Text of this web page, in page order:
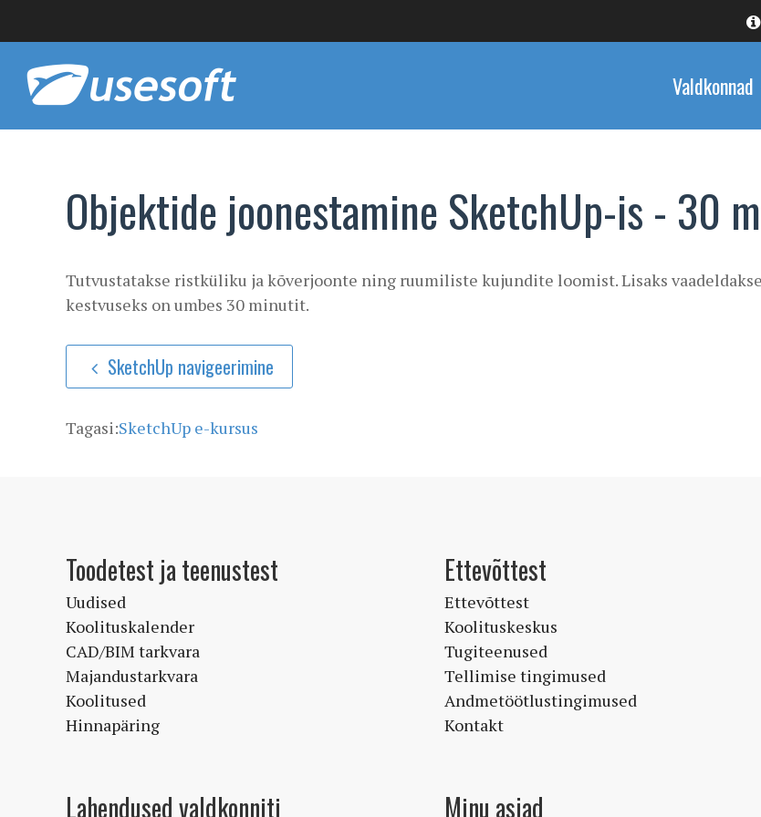
Valdkonnad
Objektide joonestamine SketchUp-is - 30
Tutvustatakse ristküliku ja kõverjoonte ning ruumiliste kujundite loomist. Lisaks
kestvuseks on umbes 30 minutit.
SketchUp navigeerimine
Tagasi:SketchUp e-kursus
Toodetest ja teenustest
Uudised
Koolituskalender
CAD/BIM tarkvara
Majandustarkvara
Koolitused
Hinnapäring
Lahendused valdkonniti
Ettevõttest
Ettevõttest
Koolituskeskus
Tugiteenused
Tellimise tingimused
Andmetöötlustingimused
Kontakt
Minu asjad